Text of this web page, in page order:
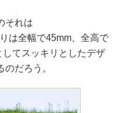
それは
は全幅で45mm、全高で
てスッキリとしたデザ
だろう。